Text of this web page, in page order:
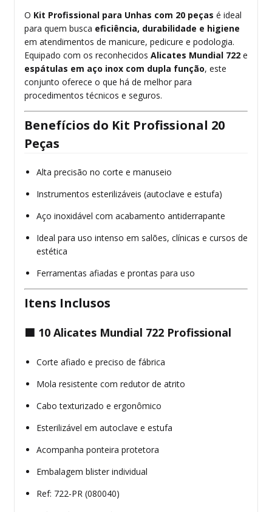
O Kit Profissional para Unhas com 20 peças é ideal
para quem busca eficiência, durabilidade e higiene
em atendimentos de manicure, pedicure e podologia.
Equipado com os reconhecidos Alicates Mundial 722 e
espátulas em aço inox com dupla função, este
conjunto oferece o que há de melhor para
procedimentos técnicos e seguros.
Benefícios do Kit Profissional 20
Peças
Alta precisão no corte e manuseio
Instrumentos esterilizáveis (autoclave e estufa)
Aço inoxidável com acabamento antiderrapante
Ideal para uso intenso em salões, clínicas e cursos de
estética
Ferramentas afiadas e prontas para uso
Itens Inclusos
🟦 10 Alicates Mundial 722 Profissional
Corte afiado e preciso de fábrica
Mola resistente com redutor de atrito
Cabo texturizado e ergonômico
Esterilizável em autoclave e estufa
Acompanha ponteira protetora
Embalagem blister individual
Ref: 722-PR (080040)